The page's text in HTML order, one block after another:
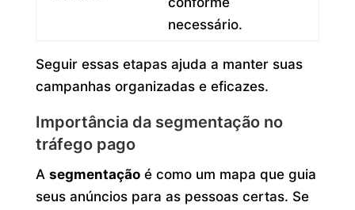
necessário.
Seguir essas etapas ajuda a manter suas
campanhas organizadas e eficazes.
Importância da segmentação no
tráfego pago
A segmentaçãoé como um mapa que guia
seus anúncios para as pessoas certas. Se